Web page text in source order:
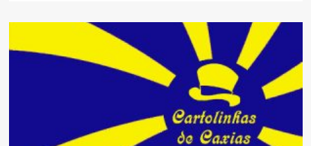
Homenagem
Clementina
Samba,